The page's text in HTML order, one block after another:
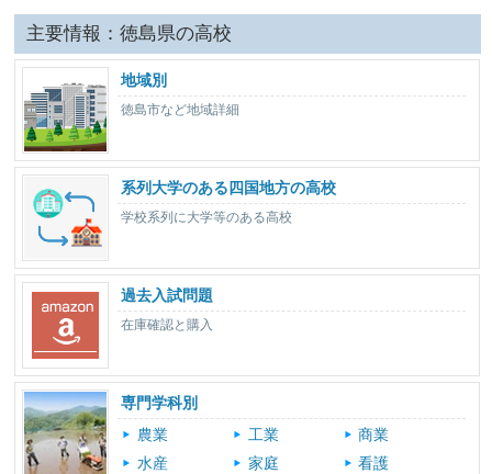
主要情報：徳島県の高校
地域別
徳島市など地域詳細
系列大学のある四国地方の高校
学校系列に大学等のある高校
過去入試問題
在庫確認と購入
専門学科別
農業
工業
商業
水産
家庭
看護